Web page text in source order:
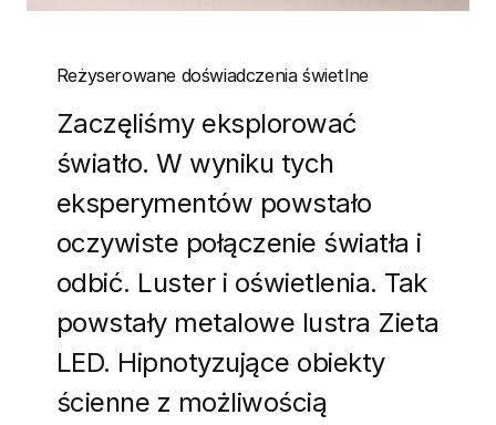
Reżyserowane doświadczenia świetlne
Zaczęliśmy eksplorować
światło. W wyniku tych
eksperymentów powstało
oczywiste połączenie światła i
odbić. Luster i oświetlenia. Tak
powstały metalowe lustra Zieta
LED. Hipnotyzujące obiekty
ścienne z możliwością